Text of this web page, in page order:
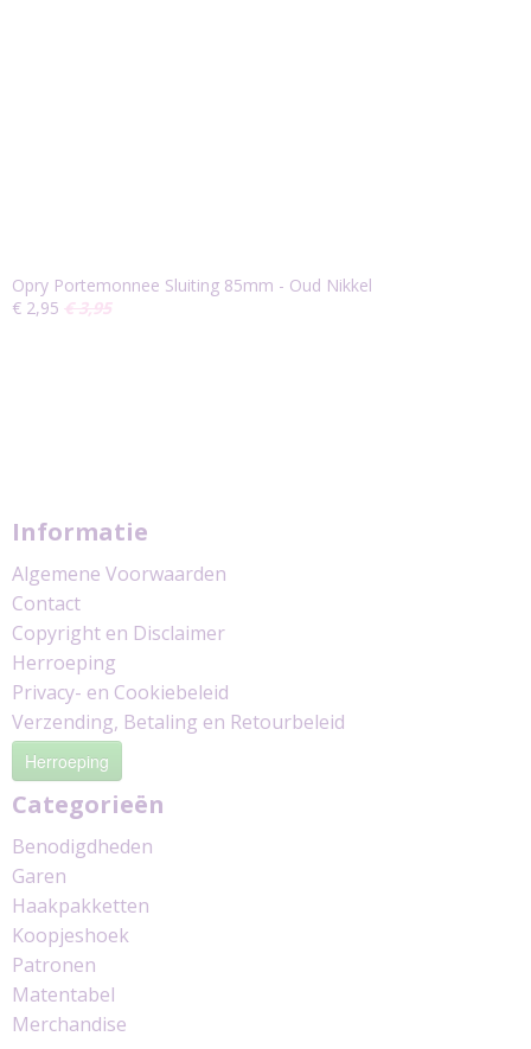
Opry Portemonnee Sluiting 85mm - Oud Nikkel
€ 2,95 € 3,95
Informatie
Algemene Voorwaarden
Contact
Copyright en Disclaimer
Herroeping
Privacy- en Cookiebeleid
Verzending, Betaling en Retourbeleid
Herroeping
Categorieën
Benodigdheden
Garen
Haakpakketten
Koopjeshoek
Patronen
Matentabel
Merchandise